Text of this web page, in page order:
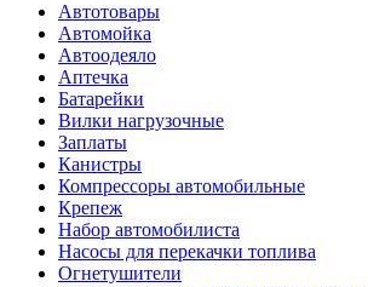
Автотовары
Автомойка
Автоодеяло
Аптечка
Батарейки
Вилки нагрузочные
Заплаты
Канистры
Компрессоры автомобильные
Крепеж
Набор автомобилиста
Насосы для перекачки топлива
Огнетушители